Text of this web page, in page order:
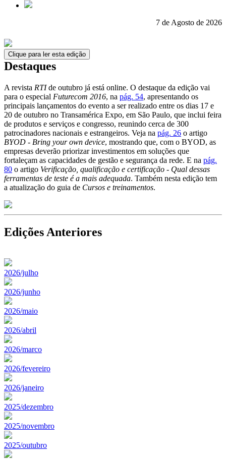
7 de Agosto de 2026
Clique para ler esta edição
Destaques
A revista RTIde outubro já está online. O destaque da edição vai
para o especial Futurecom 2016, na pág. 54, apresentando os
principais lançamentos do evento a ser realizado entre os dias 17 e
20 de outubro no Transamérica Expo, em São Paulo, que inclui feira
de produtos e serviços e congresso, reunindo cerca de 300
patrocinadores nacionais e estrangeiros. Veja na pág. 26 o artigo
BYOD - Bring your own device, mostrando que, com o BYOD, as
empresas deverão priorizar investimentos em soluções que
fortaleçam as capacidades de gestão e segurança da rede. E na pág.
80 o artigo Verificação, qualificação e certificação - Qual dessas
ferramentas de teste é a mais adequada. Também nesta edição tem
a atualização do guia de Cursos e treinamentos.
Edições Anteriores
2026/julho
2026/junho
2026/maio
2026/abril
2026/marco
2026/fevereiro
2026/janeiro
2025/dezembro
2025/novembro
2025/outubro